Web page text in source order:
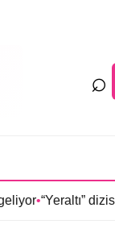
⌕
dizisinin